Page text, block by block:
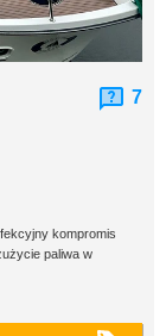
7
kompromis
paliwa w